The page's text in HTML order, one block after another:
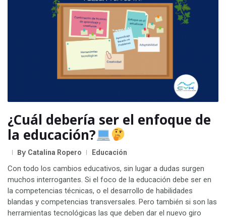
¿Cuál debería ser el enfoque de
la educación?
By Catalina Ropero Educación
Con todo los cambios educativos, sin lugar a dudas surgen
muchos interrogantes. Si el foco de la educación debe ser en
la competencias técnicas, o el desarrollo de habilidades
blandas y competencias transversales. Pero también si son las
herramientas tecnológicas las que deben dar el nuevo giro